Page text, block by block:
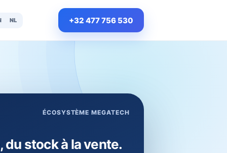
NL +32 477 756 530
ÉCOSYSTÈME MEGATECH
du stock à la vente.